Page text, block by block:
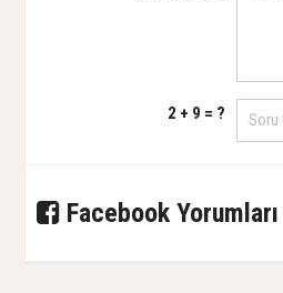
2 + 9 = ?
Facebook Yorumları